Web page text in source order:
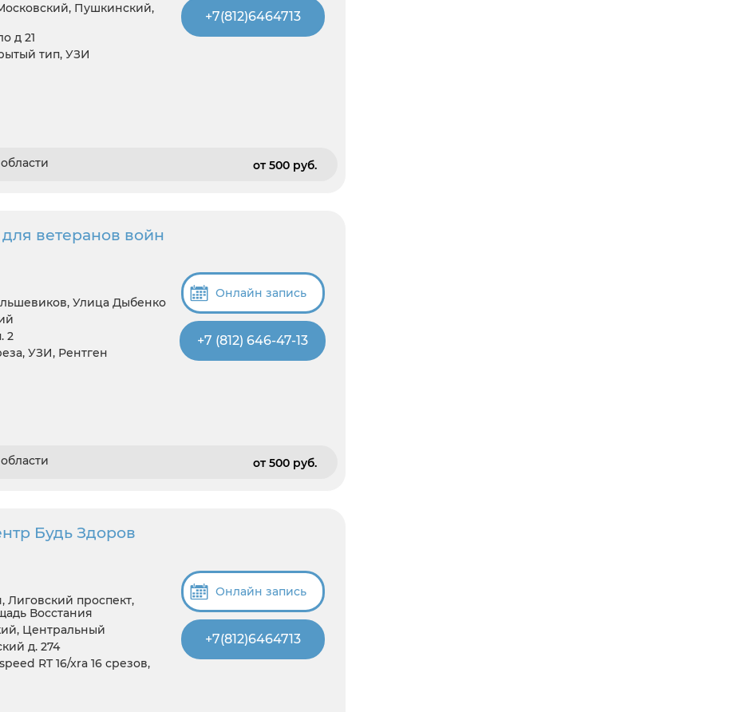
Пушкинский,
д 21
тип, УЗИ
+7(812)6464713
от 500 pуб.
ветеранов войн
Улица Дыбенко
2
УЗИ, Рентген
Онлайн запись
+7 (812) 646-47-13
от 500 pуб.
Будь Здоров
Лиговский проспект,
Восстания
Центральный
д. 274
RT 16/xra 16 срезов,
Онлайн запись
+7(812)6464713